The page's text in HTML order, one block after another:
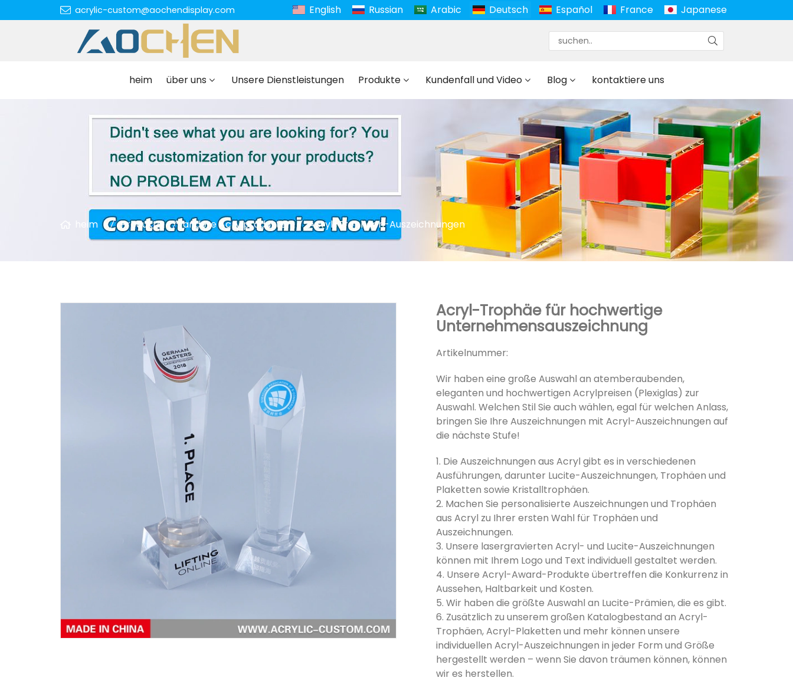
acrylic-custom@aochendisplay.com English Russian Arabic Deutsch Español France Japanese
heim über uns Unsere Dienstleistungen Produkte Kundenfall und Video Blog kontaktiere uns
heim Produkte andere Acrylprodukte Acryl-Trophäen-Auszeichnungen
Acryl-Trophäe für hochwertige
Unternehmensauszeichnung
Artikelnummer:
Wir haben eine große Auswahl an atemberaubenden,
eleganten und hochwertigen Acrylpreisen (Plexiglas) zur
Auswahl. Welchen Stil Sie auch wählen, egal für welchen Anlass,
bringen Sie Ihre Auszeichnungen mit Acryl-Auszeichnungen auf
die nächste Stufe!
1. Die Auszeichnungen aus Acryl gibt es in verschiedenen
Ausführungen, darunter Lucite-Auszeichnungen, Trophäen und
Plaketten sowie Kristalltrophäen.
2. Machen Sie personalisierte Auszeichnungen und Trophäen
aus Acryl zu Ihrer ersten Wahl für Trophäen und
Auszeichnungen.
3. Unsere lasergravierten Acryl- und Lucite-Auszeichnungen
können mit Ihrem Logo und Text individuell gestaltet werden.
4. Unsere Acryl-Award-Produkte übertreffen die Konkurrenz in
Aussehen, Haltbarkeit und Kosten.
5. Wir haben die größte Auswahl an Lucite-Prämien, die es gibt.
6. Zusätzlich zu unserem großen Katalogbestand an Acryl-
Trophäen, Acryl-Plaketten und mehr können unsere
individuellen Acryl-Auszeichnungen in jeder Form und Größe
hergestellt werden – wenn Sie davon träumen können, können
wir es herstellen.